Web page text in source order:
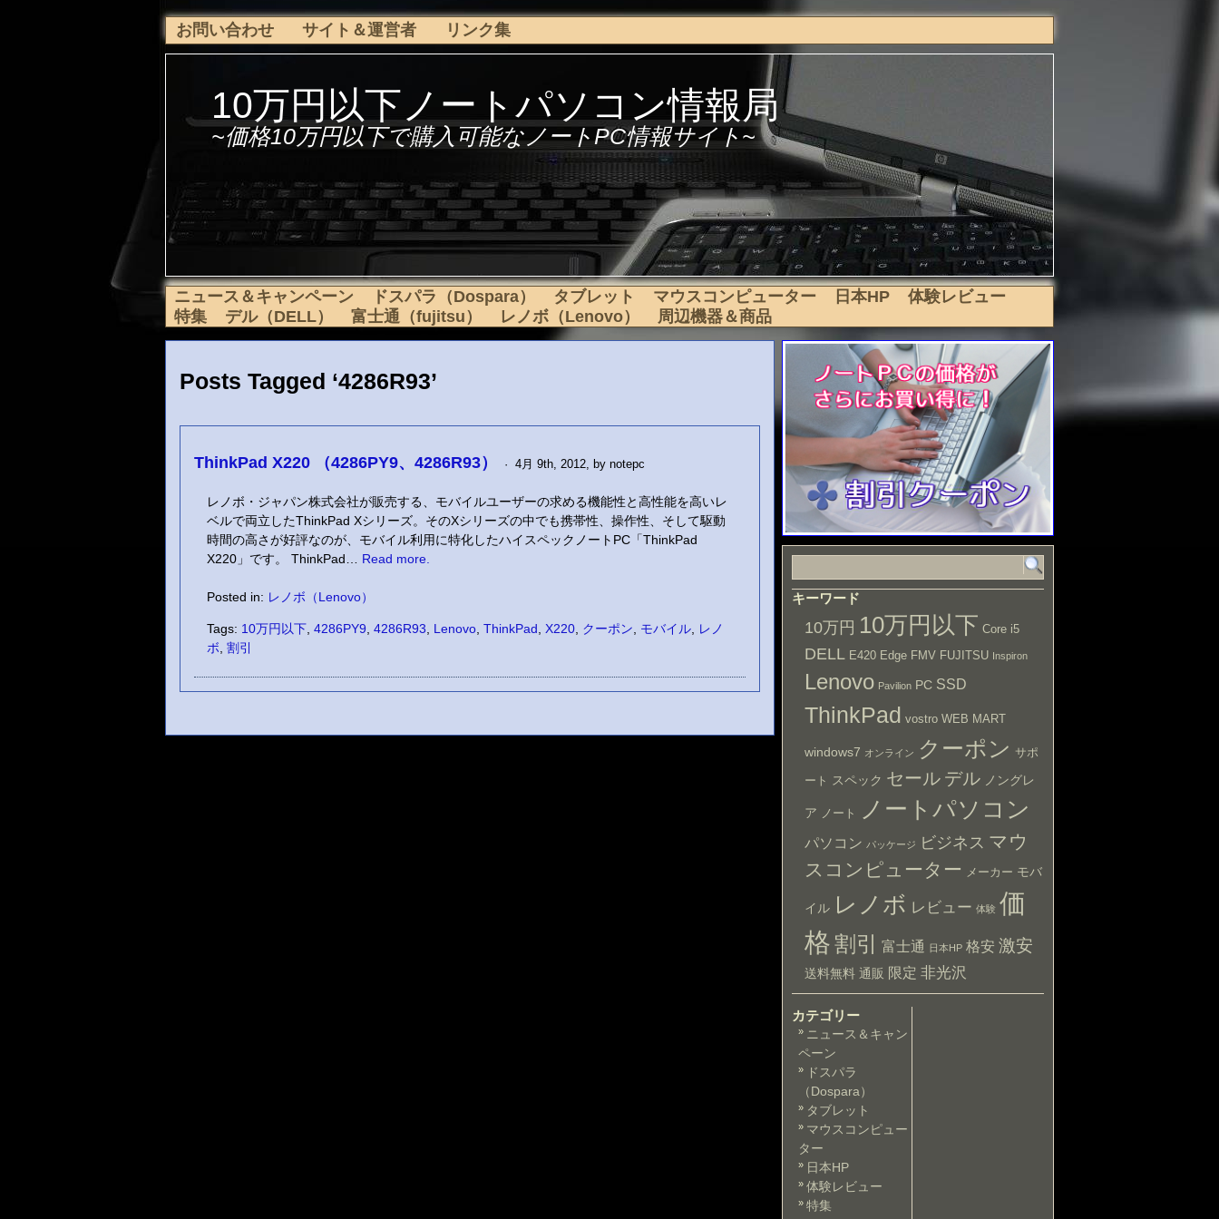
お問い合わせ サイト＆運営者 リンク集
10万円以下ノートパソコン情報局
~価格10万円以下で購入可能なノートPC情報サイト~
ニュース＆キャンペーン ドスパラ（Dospara） タブレット マウスコンピューター 日本HP
体験レビュー
特集
デル（DELL） 富士通（fujitsu） レノボ（Lenovo） 周辺機器＆商品
Posts Tagged ‘4286R93’
ThinkPad X220 （4286PY9、4286R93） · 4月 9th, 2012, by notepc
レノボ・ジャパン株式会社が販売する、モバイルユーザーの求める機能性と高性能を高いレ
ベルで両立したThinkPad Xシリーズ。そのXシリーズの中でも携帯性、操作性、そして駆動
時間の高さが好評なのが、モバイル利用に特化したハイスペックノートPC「ThinkPad
X220」です。 ThinkPad… Read more.
Posted in: レノボ（Lenovo）
Tags: 10万円以下, 4286PY9, 4286R93, Lenovo, ThinkPad, X220, クーポン, モバイル, レノ
ボ, 割引
キーワード
10万円 10万円以下 Core i5
DELL E420 Edge FMV FUJITSU Inspiron
Lenovo Pavilion PC SSD
ThinkPad vostro WEB MART
windows7 オンライン クーポン サポ
ート スペック セール デル ノングレ
ア ノート ノートパソコン
パソコン パッケージ ビジネス マウ
スコンピューター メーカー モバ
イル レノボ レビュー 体験 価
格割引 富士通 日本HP 格安 激安
送料無料 通販 限定 非光沢
カテゴリー
ニュース＆キャン
ペーン
ドスパラ
（Dospara）
タブレット
マウスコンピュー
ター
日本HP
体験レビュー
特集